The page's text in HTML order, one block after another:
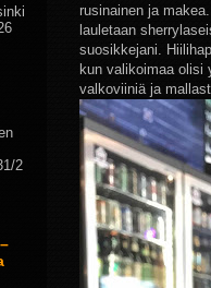
rusinainen ja
lauletaan
suosikkejani.
kun valikoimaa olisi
valkoviiniä ja
2